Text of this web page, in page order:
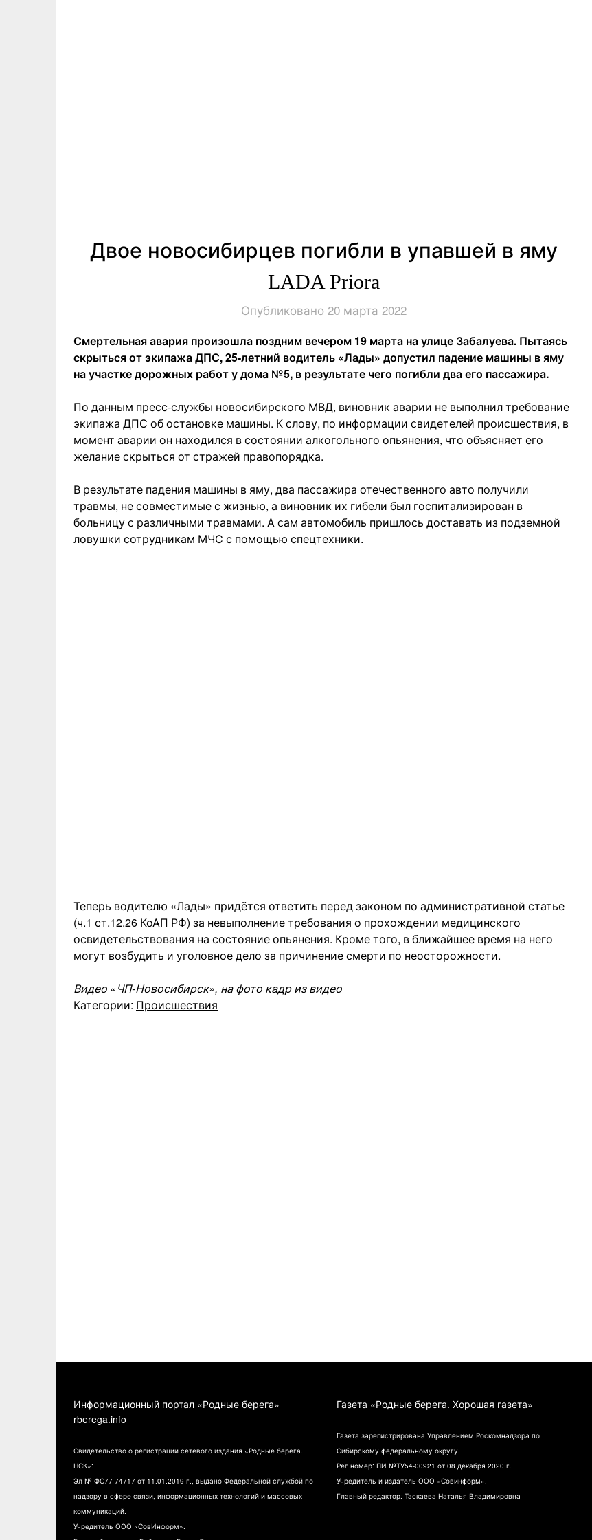
Двое новосибирцев погибли в упавшей в яму
LADA Priora
Опубликовано 20 марта 2022
Смертельная авария произошла поздним вечером 19 марта на улице Забалуева. Пытаясь
скрыться от экипажа ДПС, 25-летний водитель «Лады» допустил падение машины в яму
на участке дорожных работ у дома №5, в результате чего погибли два его пассажира.
По данным пресс-службы новосибирского МВД, виновник аварии не выполнил требование
экипажа ДПС об остановке машины. К слову, по информации свидетелей происшествия, в
момент аварии он находился в состоянии алкогольного опьянения, что объясняет его
желание скрыться от стражей правопорядка.
В результате падения машины в яму, два пассажира отечественного авто получили
травмы, не совместимые с жизнью, а виновник их гибели был госпитализирован в
больницу с различными травмами. А сам автомобиль пришлось доставать из подземной
ловушки сотрудникам МЧС с помощью спецтехники.
Теперь водителю «Лады» придётся ответить перед законом по административной статье
(ч.1 ст.12.26 КоАП РФ) за невыполнение требования о прохождении медицинского
освидетельствования на состояние опьянения. Кроме того, в ближайшее время на него
могут возбудить и уголовное дело за причинение смерти по неосторожности.
Видео «ЧП-Новосибирск», на фото кадр из видео
Категории: Происшествия
Информационный портал «Родные берега»
rberega.info
Свидетельство о регистрации сетевого издания «Родные берега.
НСК»:
Эл № ФС77-74717 от 11.01.2019 г., выдано Федеральной службой по
надзору в сфере связи, информационных технологий и массовых
коммуникаций.
Учредитель ООО «СовИнформ».
Газета «Родные берега. Хорошая газета»
Газета зарегистрирована Управлением Роскомнадзора по
Сибирскому федеральному округу.
Рег номер: ПИ №ТУ54-00921 от 08 декабря 2020 г.
Учредитель и издатель ООО «Совинформ».
Главный редактор: Таскаева Наталья Владимировна